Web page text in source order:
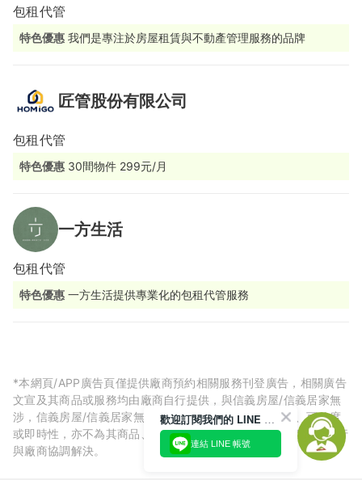
包租代管
特色優惠 我們是專注於房屋租賃與不動產管理服務的品牌
匠管股份有限公司
包租代管
特色優惠 30間物件 299元/月
一方生活
包租代管
特色優惠 一方生活提供專業化的包租代管服務
*本網頁/APP廣告頁僅提供廠商預約相關服務刊登廣告，相關廣告
文宣及其商品或服務均由廠商自行提供，與信義房屋/信義居家無
涉，信義房屋/信義居家無法擔保廠商廣告內容的正確性、可信度
或即時性，亦不為其商品、服務品質負責，所生任何爭議皆請自行
與廠商協調解決。
歡迎訂閱我們的 LINE 官方帳號
連結 LINE 帳號